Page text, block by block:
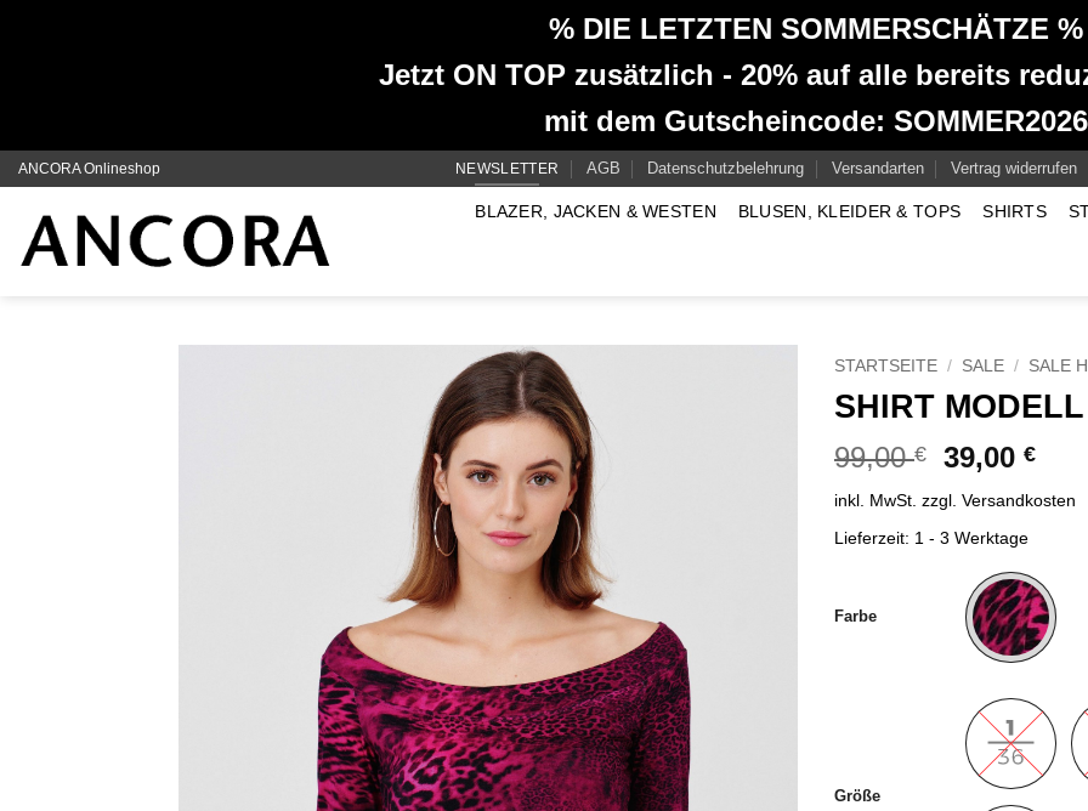
% DIE LETZTEN SOMMERSCHÄTZE %
Jetzt ON TOP zusätzlich - 20% auf alle bereits
mit dem Gutscheincode: SOMMER2026
Zum
springen
ANCORA Onlineshop NEWSLETTER AGB Datenschutzbelehrung Versandarten Vertrag widerrufen
BLAZER, JACKEN & WESTEN BLUSEN, KLEIDER & TOPS SHIRTS
STARTSEITE / SALE / SALE
SHIRT
99,00€
war:
99,00 €
39,00€
ist:
inkl. MwSt. zzgl. Versandkosten
Lieferzeit: 1 - 3 Werktage
Farbe
Größe